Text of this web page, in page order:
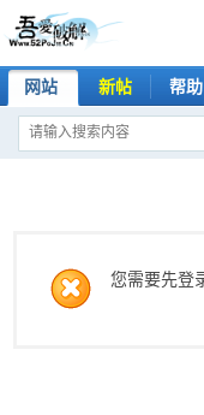
网站 新帖 帮助
您需要先登